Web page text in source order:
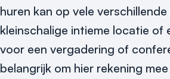
huren kan op vele
kleinschalige intieme locatie
voor een vergadering of
belangrijk om hier rekening